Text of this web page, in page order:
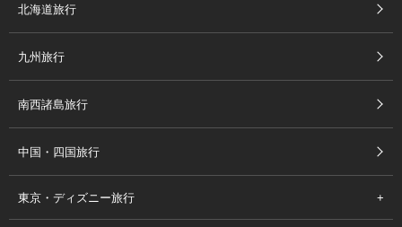
北海道旅行
九州旅行
南西諸島旅行
中国・四国旅行
東京・ディズニー旅行